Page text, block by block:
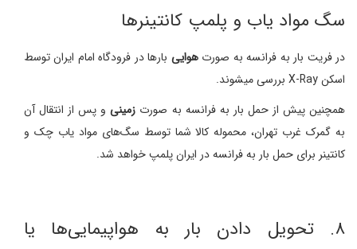
سگ مواد یاب و پلمپ کانتینرها
در فریت بار به فرانسه به صورتهوایی بارها در فرودگاه امام ایران توسط
اسکن X-Ray بررسی میشوند.
همچنین پیش از حمل بار به فرانسه به صورت زمینیو پس از انتقال آن
به گمرک غرب تهران، محموله کالا شما توسط سگ‌های مواد یاب چک و
کانتینر برای حمل بار به فرانسه در ایران پلمپ خواهد شد.
۸. تحویل دادن بار به هواپیمایی‌ها یا